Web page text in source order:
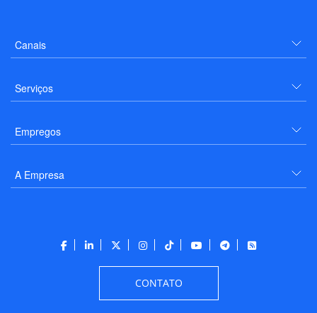
Canais
Serviços
Empregos
A Empresa
CONTATO